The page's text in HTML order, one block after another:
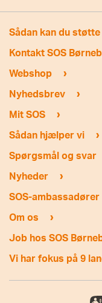
Sådan kan du støtte
Kontakt SOS
Webshop ›
Nyhedsbrev ›
Mit SOS ›
Sådan hjælper vi ›
Spørgsmål og svar
Nyheder ›
SOS-ambassadører
Om os ›
Job hos SOS
Vi har fokus på 9